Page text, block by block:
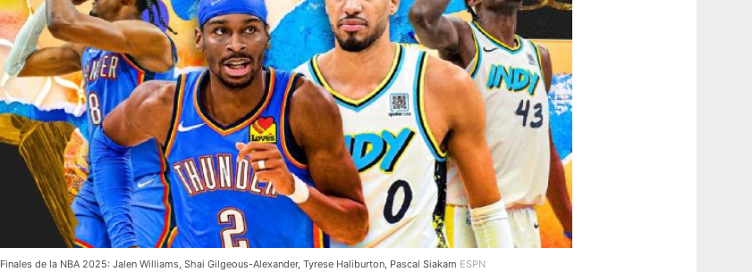
Finales de la NBA 2025: Jalen Williams, Shai Gilgeous-Alexander, Tyrese Haliburton, Pascal Siakam ESPN